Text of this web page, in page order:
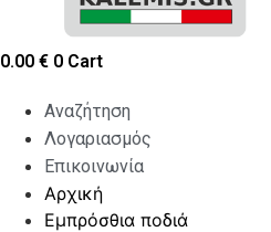
0.00 € 0 Cart
Αναζήτηση
Λογαριασμός
Επικοινωνία
Αρχική
Εμπρόσθια ποδιά